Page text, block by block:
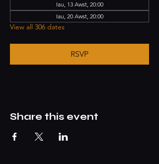
Iau, 13 Awst, 20:00
Iau, 20 Awst, 20:00
View all 306 dates
RSVP
Share this event